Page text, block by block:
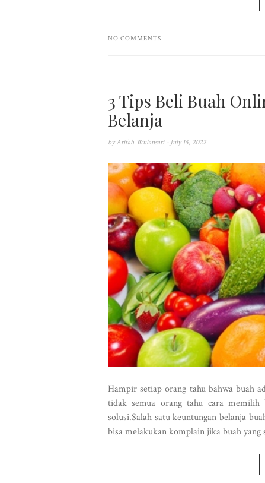
NO COMMENTS
3 Tips Beli Buah
Belanja
by Arifah Wulansari - July 15, 2022
Hampir setiap orang tahu bahwa buah
tidak semua orang tahu cara
solusi.Salah satu keuntungan belanja
bisa melakukan komplain jika buah yang